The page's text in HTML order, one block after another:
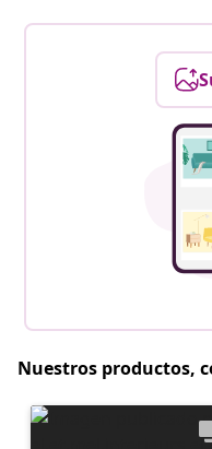
Nuestros productos,